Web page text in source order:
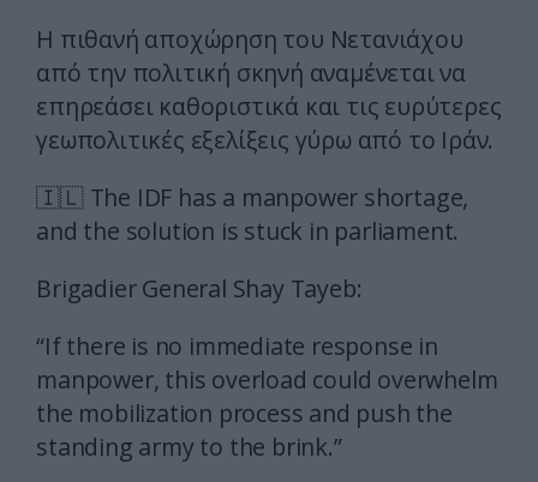
Η πιθανή αποχώρηση του Νετανιάχου
από την πολιτική σκηνή αναμένεται να
επηρεάσει καθοριστικά και τις ευρύτερες
γεωπολιτικές εξελίξεις γύρω από το Ιράν.
🇮🇱 The IDF has a manpower shortage,
and the solution is stuck in parliament.
Brigadier General Shay Tayeb:
“If there is no immediate response in
manpower, this overload could overwhelm
the mobilization process and push the
standing army to the brink.”